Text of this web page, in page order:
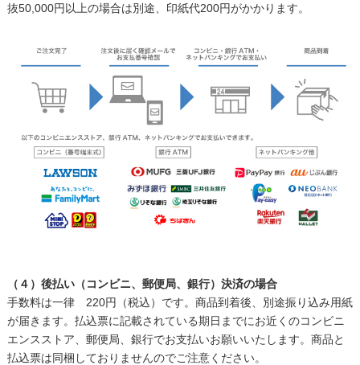
抜50,000円以上の場合は別途、印紙代200円がかかります。
（４）後払い（コンビニ、郵便局、銀行）決済の場合
手数料は一律 220円（税込）です。商品到着後、別途振り込み用紙
が届きます。払込票に記載されている期日までにお近くのコンビニ
エンスストア、郵便局、銀行でお支払いお願いいたします。商品と
払込票は同梱しておりませんのでご注意ください。